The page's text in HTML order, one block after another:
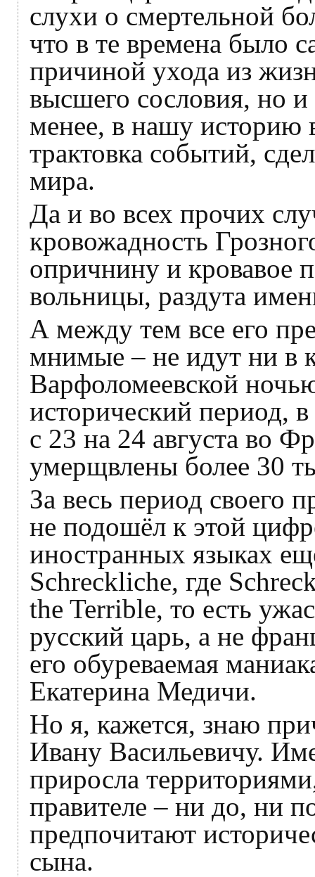
слухи о смертельной
что в те времена было
причиной ухода из
высшего сословия, но
менее, в нашу историю
трактовка событий,
мира.
Да и во всех прочих
кровожадность
опричнину и кровавое
вольницы, раздута
А между тем все его
мнимые – не идут ни в
Варфоломеевской
исторический период,
с 23 на 24 августа во
умерщвлены более 30
За весь период своего
не подошёл к этой
иностранных языках
Schreckliche, где
the Terrible, то есть
русский царь, а не
его обуреваемая
Екатерина Медичи.
Но я, кажется, знаю
Ивану Васильевичу.
приросла
правителе – ни до, ни
предпочитают
сына.